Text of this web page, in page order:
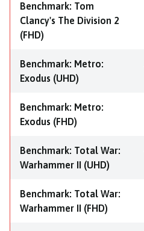
Benchmark: Tom
Clancy's The Division 2
(FHD)
Benchmark: Metro:
Exodus (UHD)
Benchmark: Metro:
Exodus (FHD)
Benchmark: Total War:
Warhammer II (UHD)
Benchmark: Total War:
Warhammer II (FHD)